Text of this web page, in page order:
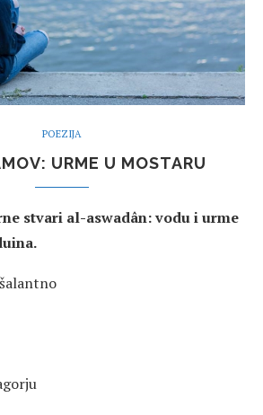
POEZIJA
URME U MOSTARU
stvari al-aswadân: vodu i urme